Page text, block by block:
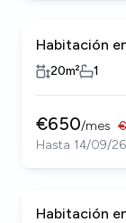
Habitación
20m² 1
€650/mes €
Hasta 14/09/
Habitación